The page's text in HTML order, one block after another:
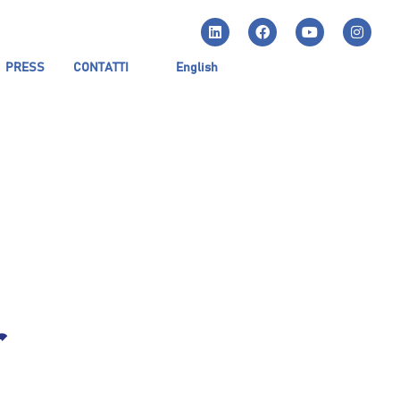
PRESS CONTATTI English